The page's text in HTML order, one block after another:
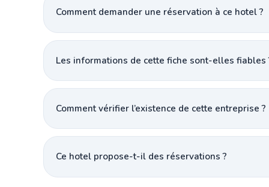
Comment demander une réservation à ce hotel ?
Les informations de cette fiche sont-elles fiables
Comment vérifier l’existence de cette entreprise ?
Ce hotel propose-t-il des réservations ?